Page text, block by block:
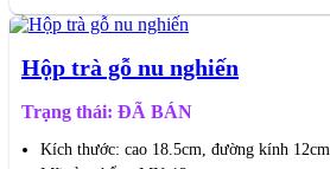
Hộp trà gỗ nu nghiến
Trạng thái: ĐÃ BÁN
Kích thước: cao 18.5cm, đường kính 12cm